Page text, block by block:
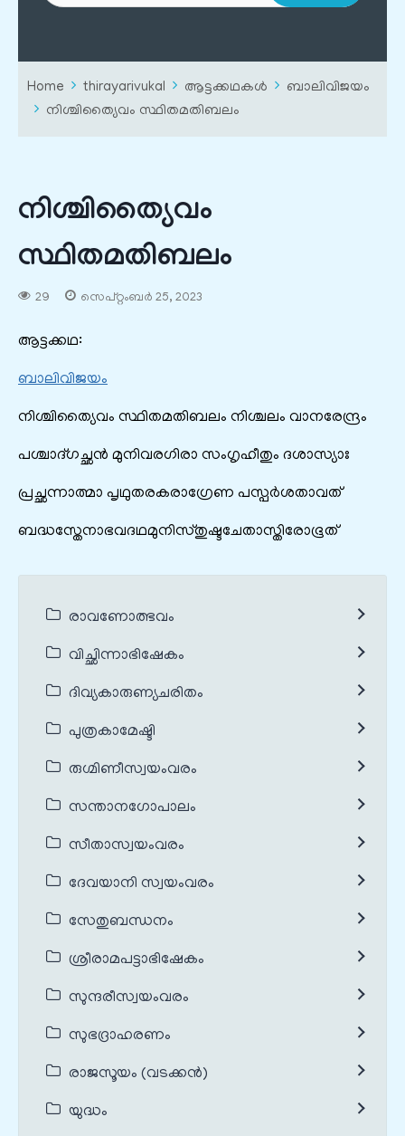
Home thirayarivukal ആട്ടക്കഥകൾ
ബാലിവിജയം
നിശ്ചിത്യൈവം സ്ഥിതമതിബലം
നിശ്ചിത്യൈവം
സ്ഥിതമതിബലം
29 സെപ്റ്റംബർ 25, 2023
ആട്ടക്കഥ:
ബാലിവിജയം
നിശ്ചിത്യൈവം സ്ഥിതമതിബലം നിശ്ചലം വാനരേന്ദ്രം
പശ്ചാദ്ഗച്ഛൻ മുനിവരഗിരാ സംഗൃഹീതും ദശാസ്യാഃ
പ്രച്ഛന്നാത്മാ പൃഥുതരകരാഗ്രേണ പസ്പർശതാവത്
ബദ്ധസ്തേനാഭവദഥമുനിസ്തുഷ്ടചേതാസ്തിരോഭൂത്
രാവണോത്ഭവം
വിച്ഛിന്നാഭിഷേകം
ദിവ്യകാരുണ്യചരിതം
പുത്രകാമേഷ്ടി
രുഗ്മിണീസ്വയംവരം
സന്താനഗോപാലം
സീതാസ്വയംവരം
ദേവയാനി സ്വയംവരം
സേതുബന്ധനം
ശ്രീരാമപട്ടാഭിഷേകം
സുന്ദരീസ്വയംവരം
സുഭദ്രാഹരണം
രാജസൂയം (വടക്കൻ)
യുദ്ധം